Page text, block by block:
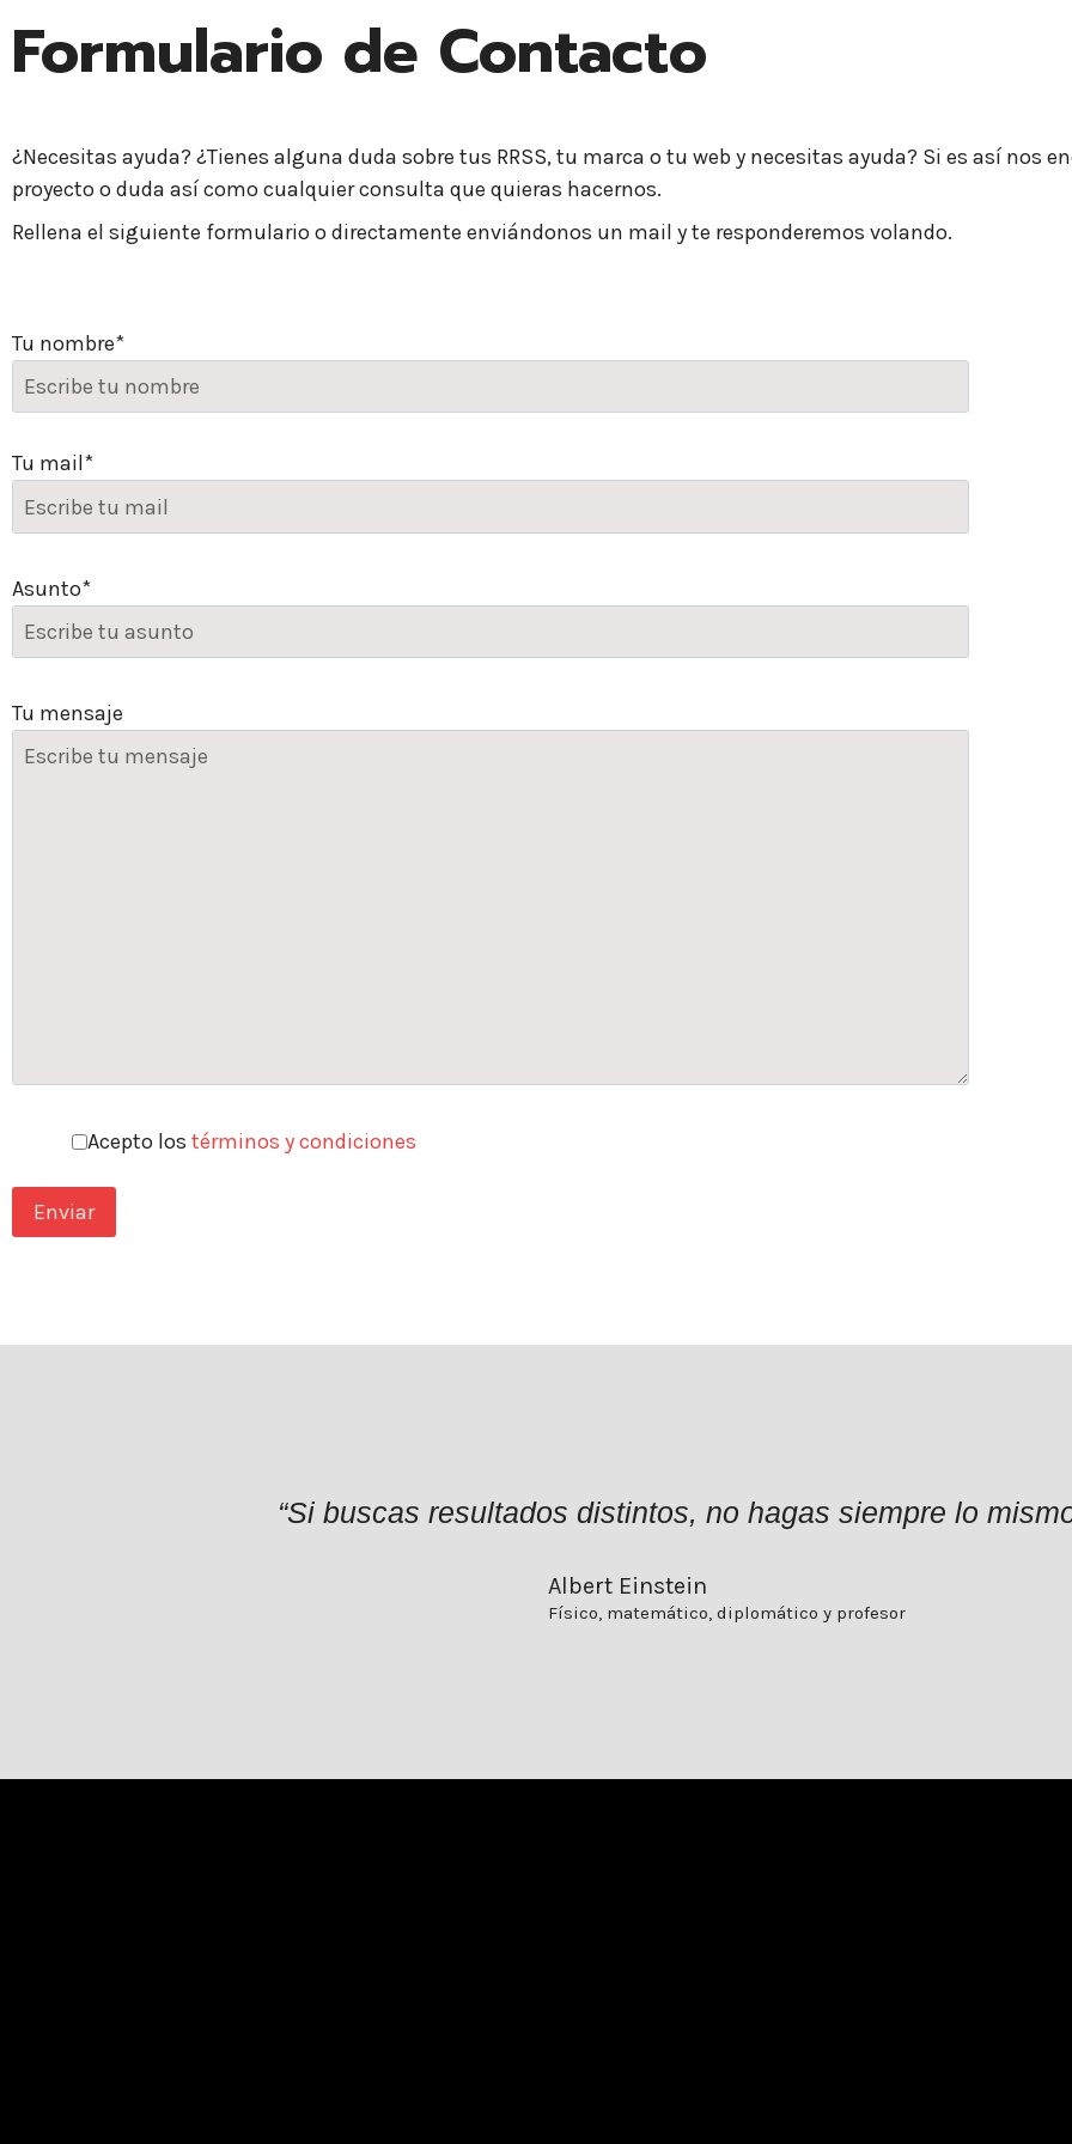
Formulario de Contacto
¿Necesitas ayuda? ¿Tienes alguna duda sobre tus RRSS, tu marca o tu web y necesitas ayuda? Si es así nos
proyecto o duda así como cualquier consulta que quieras hacernos.
Rellena el siguiente formulario o directamente enviándonos un mail y te responderemos volando.
Tu nombre*
Tu mail*
Asunto*
Tu mensaje
Acepto los términos y condiciones
“Si buscas resultados distintos, no hagas siempre lo
Albert Einstein
Físico, matemático, diplomático y profesor